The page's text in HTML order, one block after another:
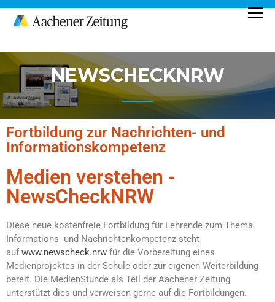
Ein Projekt der Aachener Zeitung
NEWSCHECKNRW
Fortbildung zur Nachrichten- und
Informationskompetenz
Medien verstehen -
NewsCheckNRW
Diese neue kostenfreie Fortbildung für Lehrende zum Thema
Informations- und Nachrichtenkompetenz steht
aufwww.newscheck.nrw für die Vorbereitung eines
Medienprojektes in der Schule oder zur eigenen Weiterbildung
bereit. Die MedienStunde als Teil der Aachener Zeitung
unterstützt dies und verweisen gerne auf die Fortbildungen.